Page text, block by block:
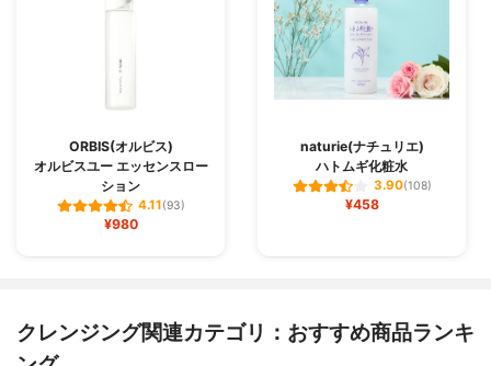
ORBIS(オルビス)
オルビスユー エッセンスロー
ション
4.11(93)
¥980
naturie(ナチュリエ)
ハトムギ化粧水
3.90(108)
¥458
クレンジング関連カテゴリ：おすすめ商品ランキ